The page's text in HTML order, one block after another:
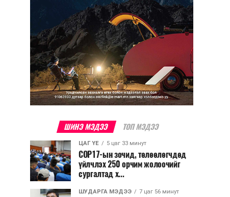
ШИНЭ МЭДЭЭ ТОП МЭДЭЭ
ЦАГ ҮЕ 5 цаг 33 минут
COP17-ын зочид, төлөөлөгчдөд
үйлчлэх 250 орчим жолоочийг
сургалтад х...
ШУДАРГА МЭДЭЭ 7 цаг 56 минут